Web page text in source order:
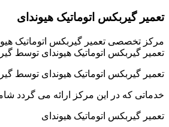
تعمیر گیربکس اتوماتیک هیوندای
مرکز تخصصی تعمیر گیربکس اتوماتیک
تعمیر گیربکس اتوماتیک هیوندای توسط
تعمیر گیربکس اتوماتیک هیوندای توسط
خدماتی که در این مرکز ارائه می گردد
تعمیر گیربکس اتوماتیک هیوندای